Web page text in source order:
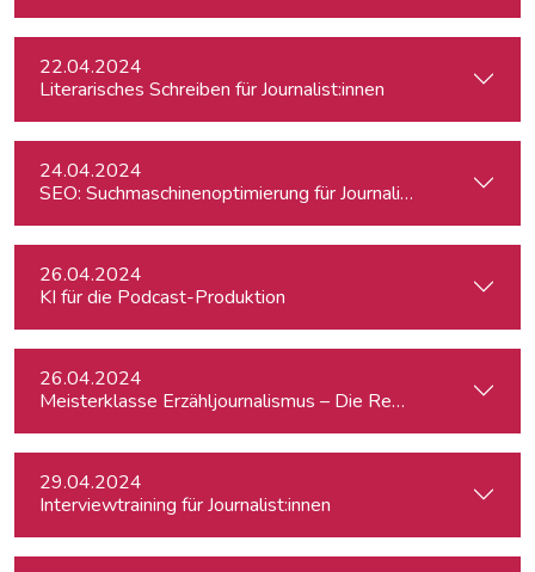
22.04.2024
Literarisches Schreiben für Journalist:innen
24.04.2024
SEO: Suchmaschinenoptimierung für Journalist:innen
26.04.2024
KI für die Podcast-Produktion
26.04.2024
Meisterklasse Erzähljournalismus – Die
29.04.2024
Interviewtraining für Journalist:innen